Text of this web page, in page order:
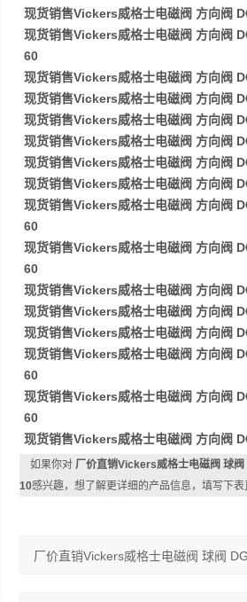
现货销售Vickers威格士电磁阀 方向阀
现货销售Vickers威格士电磁阀 方向阀
60
现货销售Vickers威格士电磁阀 方向阀
现货销售Vickers威格士电磁阀 方向阀
现货销售Vickers威格士电磁阀 方向阀
现货销售Vickers威格士电磁阀 方向阀
现货销售Vickers威格士电磁阀 方向阀
现货销售Vickers威格士电磁阀 方向阀
现货销售Vickers威格士电磁阀 方向阀
60
现货销售Vickers威格士电磁阀 方向阀
60
现货销售Vickers威格士电磁阀 方向阀
现货销售Vickers威格士电磁阀 方向阀
现货销售Vickers威格士电磁阀 方向阀
现货销售Vickers威格士电磁阀 方向阀
60
现货销售Vickers威格士电磁阀 方向阀
60
现货销售Vickers威格士电磁阀 方向阀
如果你对厂价直销Vickers威格士电磁阀 球
10感兴趣，想了解更详细的产品信息，填写下表